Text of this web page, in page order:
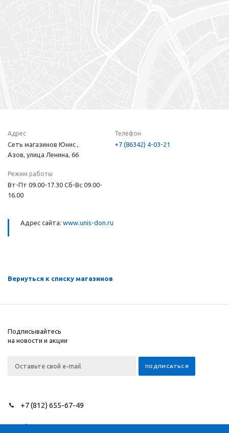
Адрес
Сеть магазинов Юнис ,
Азов, улица Ленина, 66
Телефон
+7 (86342) 4-03-21
Режим работы
Вт-Пт 09.00-17.30 Сб-Вс 09.00-
16.00
Адрес сайта: www.unis-don.ru
Вернуться к списку магазинов
Подписывайтесь
на новости и акции
+7 (812) 655-67-49
2026 © NEEDLES SINCE